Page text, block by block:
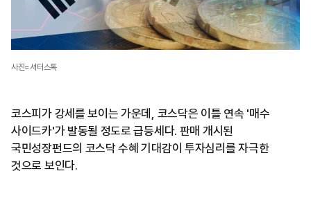
사진=셔터스톡
코스피가 강세를 보이는 가운데, 코스닥은 이틀 연속 '매수
사이드카'가 발동될 정도로 급등세다. 판매 개시된
국민성장펀드의 코스닥 수혜 기대감이 투자심리를 자극한
것으로 보인다.